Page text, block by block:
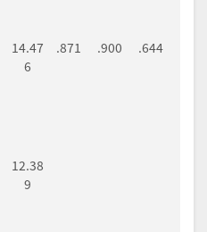
.871 .900 .644
14.47
6
12.38
9